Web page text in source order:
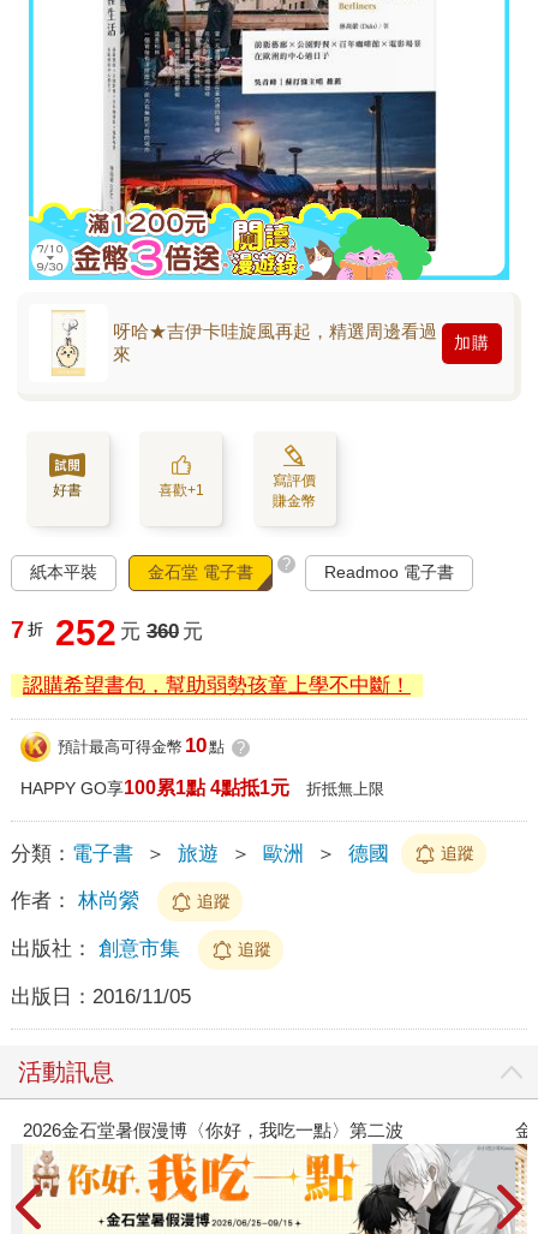
呀哈★吉伊卡哇旋風再起，精選周邊看過
來
加購
好書 喜歡+1
寫評價
賺金幣
紙本平裝 金石堂 電子書 ? Readmoo 電子書
7 折 252 元 360 元
認購希望書包，幫助弱勢孩童上學不中斷！
預計最高可得金幣 10點 ?
HAPPY GO享100累1點 4點抵1元 折抵無上限
分類： 電子書 ＞ 旅遊 ＞ 歐洲 ＞ 德國 追蹤
作者： 林尚縈 追蹤
出版社： 創意市集 追蹤
出版日： 2016/11/05
活動訊息
金石堂2026海外優惠：電子書